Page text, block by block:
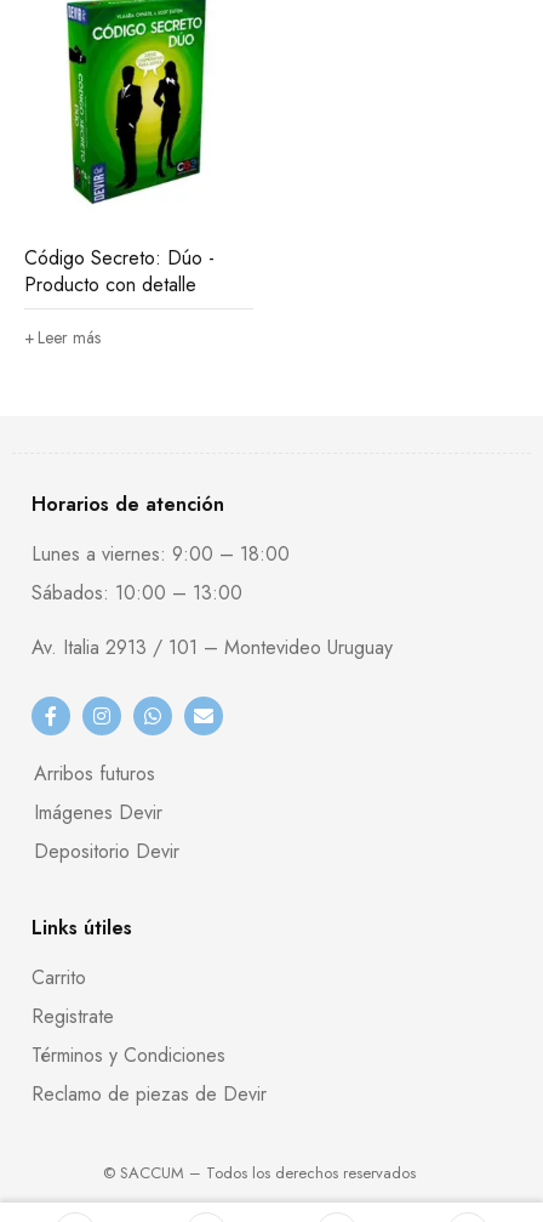
Código Secreto: Dúo -
Producto con detalle
Leer más
Horarios de atención
Lunes a viernes: 9:00 – 18:00
Sábados: 10:00 – 13:00
Av. Italia 2913 / 101 – Montevideo Uruguay
Arribos futuros
Imágenes Devir
Depositorio Devir
Links útiles
Carrito
Registrate
Términos y Condiciones
Reclamo de piezas de Devir
© SACCUM – Todos los derechos reservados